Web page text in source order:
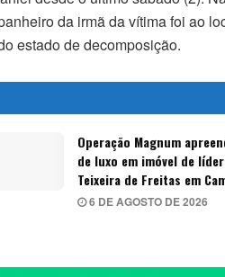
da irmã da vítima foi ao
estado de decomposição.
Operação Magnum
de luxo em imóvel de
Teixeira de Freitas em
6 DE AGOSTO DE 2026